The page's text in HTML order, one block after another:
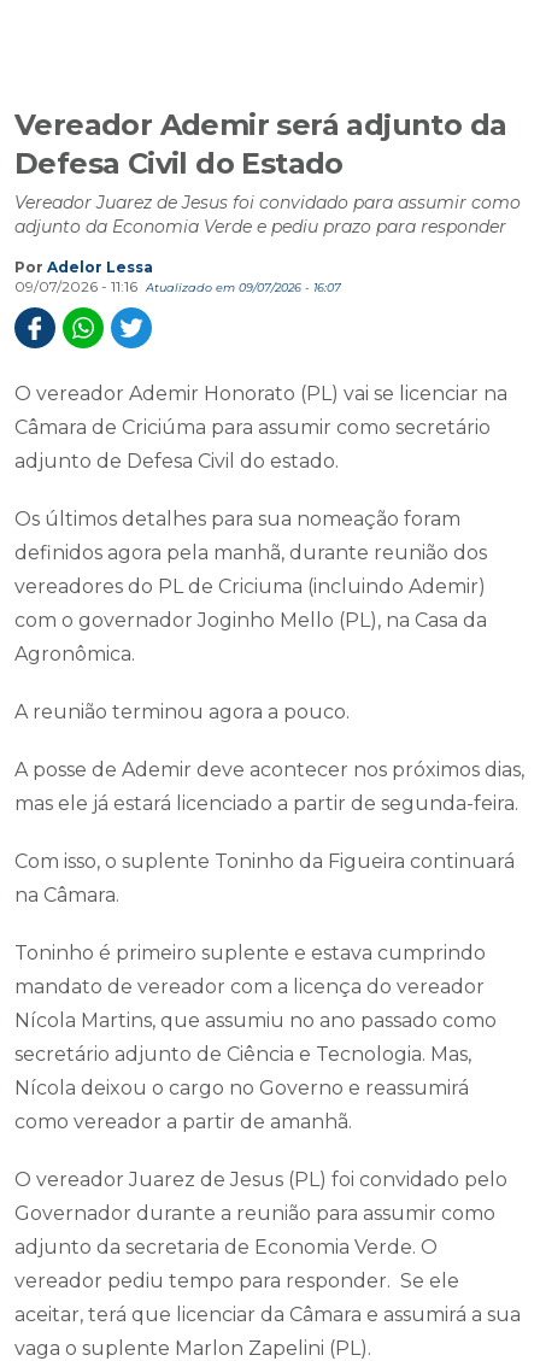
Vereador Ademir será adjunto da
Defesa Civil do Estado
Vereador Juarez de Jesus foi convidado para assumir como
adjunto da Economia Verde e pediu prazo para responder
Por Adelor Lessa
09/07/2026 - 11:16
Atualizado em 09/07/2026 - 16:07
O vereador Ademir Honorato (PL) vai se licenciar na
Câmara de Criciúma para assumir como secretário
adjunto de Defesa Civil do estado.
Os últimos detalhes para sua nomeação foram
definidos agora pela manhã, durante reunião dos
vereadores do PL de Criciuma (incluindo Ademir)
com o governador Joginho Mello (PL), na Casa da
Agronômica.
A reunião terminou agora a pouco.
A posse de Ademir deve acontecer nos próximos dias,
mas ele já estará licenciado a partir de segunda-feira.
Com isso, o suplente Toninho da Figueira continuará
na Câmara.
Toninho é primeiro suplente e estava cumprindo
mandato de vereador com a licença do vereador
Nícola Martins, que assumiu no ano passado como
secretário adjunto de Ciência e Tecnologia. Mas,
Nícola deixou o cargo no Governo e reassumirá
como vereador a partir de amanhã.
O vereador Juarez de Jesus (PL) foi convidado pelo
Governador durante a reunião para assumir como
adjunto da secretaria de Economia Verde. O
vereador pediu tempo para responder. Se ele
aceitar, terá que licenciar da Câmara e assumirá a sua
vaga o suplente Marlon Zapelini (PL).